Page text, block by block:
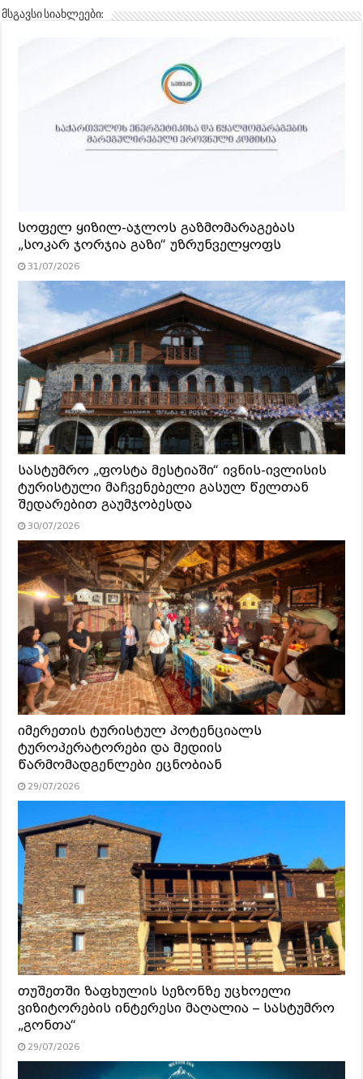
მსგავსი სიახლეები:
სოფელ ყიზილ-აჯლოს გაზმომარაგებას
„სოკარ ჯორჯია გაზი“ უზრუნველყოფს
31/07/2026
სასტუმრო „ფოსტა მესტიაში“ ივნის-ივლისის
ტურისტული მაჩვენებელი გასულ წელთან
შედარებით გაუმჯობესდა
30/07/2026
იმერეთის ტურისტულ პოტენციალს
ტუროპერატორები და მედიის
წარმომადგენლები ეცნობიან
29/07/2026
თუშეთში ზაფხულის სეზონზე უცხოელი
ვიზიტორების ინტერესი მაღალია – სასტუმრო
„გონთა“
29/07/2026